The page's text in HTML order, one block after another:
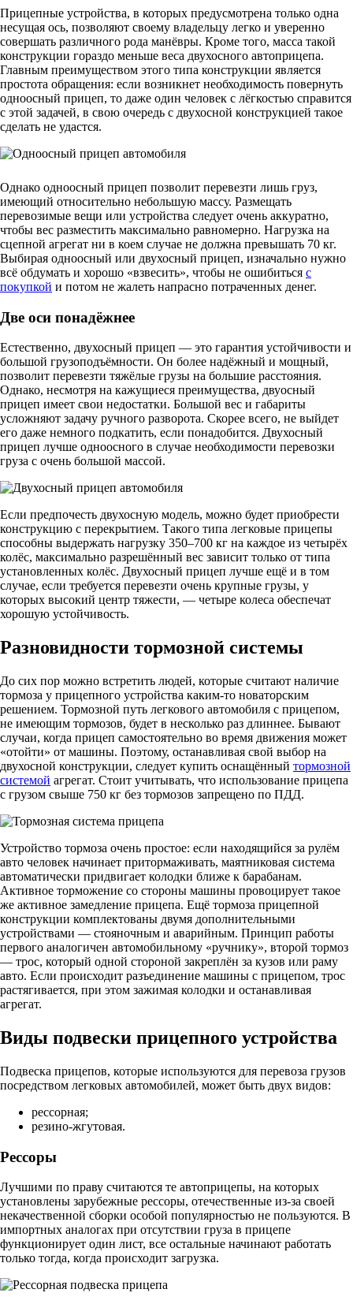
Прицепные устройства, в которых предусмотрена только одна
несущая ось, позволяют своему владельцу легко и уверенно
совершать различного рода манёвры. Кроме того, масса такой
конструкции гораздо меньше веса двухосного автоприцепа.
Главным преимуществом этого типа конструкции является
простота обращения: если возникнет необходимость повернуть
одноосный прицеп, то даже один человек с лёгкостью справится
с этой задачей, в свою очередь с двухосной конструкцией такое
сделать не удастся.
Однако одноосный прицеп позволит перевезти лишь груз,
имеющий относительно небольшую массу. Размещать
перевозимые вещи или устройства следует очень аккуратно,
чтобы вес разместить максимально равномерно. Нагрузка на
сцепной агрегат ни в коем случае не должна превышать 70 кг.
Выбирая одноосный или двухосный прицеп, изначально нужно
всё обдумать и хорошо «взвесить», чтобы не ошибиться с
покупкой и потом не жалеть напрасно потраченных денег.
Две оси понадёжнее
Естественно, двухосный прицеп — это гарантия устойчивости и
большой грузоподъёмности. Он более надёжный и мощный,
позволит перевезти тяжёлые грузы на большие расстояния.
Однако, несмотря на кажущиеся преимущества, двуосный
прицеп имеет свои недостатки. Большой вес и габариты
усложняют задачу ручного разворота. Скорее всего, не выйдет
его даже немного подкатить, если понадобится. Двухосный
прицеп лучше одноосного в случае необходимости перевозки
груза с очень большой массой.
Если предпочесть двухосную модель, можно будет приобрести
конструкцию с перекрытием. Такого типа легковые прицепы
способны выдержать нагрузку 350–700 кг на каждое из четырёх
колёс, максимально разрешённый вес зависит только от типа
установленных колёс. Двухосный прицеп лучше ещё и в том
случае, если требуется перевезти очень крупные грузы, у
которых высокий центр тяжести, — четыре колеса обеспечат
хорошую устойчивость.
Разновидности тормозной системы
До сих пор можно встретить людей, которые считают наличие
тормоза у прицепного устройства каким-то новаторским
решением. Тормозной путь легкового автомобиля с прицепом,
не имеющим тормозов, будет в несколько раз длиннее. Бывают
случаи, когда прицеп самостоятельно во время движения может
«отойти» от машины. Поэтому, останавливая свой выбор на
двухосной конструкции, следует купить оснащённый тормозной
системой агрегат. Стоит учитывать, что использование прицепа
с грузом свыше 750 кг без тормозов запрещено по ПДД.
Устройство тормоза очень простое: если находящийся за рулём
авто человек начинает притормаживать, маятниковая система
автоматически придвигает колодки ближе к барабанам.
Активное торможение со стороны машины провоцирует такое
же активное замедление прицепа. Ещё тормоза прицепной
конструкции комплектованы двумя дополнительными
устройствами — стояночным и аварийным. Принцип работы
первого аналогичен автомобильному «ручнику», второй тормоз
— трос, который одной стороной закреплён за кузов или раму
авто. Если происходит разъединение машины с прицепом, трос
растягивается, при этом зажимая колодки и останавливая
агрегат.
Виды подвески прицепного устройства
Подвеска прицепов, которые используются для перевоза грузов
посредством легковых автомобилей, может быть двух видов:
рессорная;
резино-жгутовая.
Рессоры
Лучшими по праву считаются те автоприцепы, на которых
установлены зарубежные рессоры, отечественные из-за своей
некачественной сборки особой популярностью не пользуются. В
импортных аналогах при отсутствии груза в прицепе
функционирует один лист, все остальные начинают работать
только тогда, когда происходит загрузка.